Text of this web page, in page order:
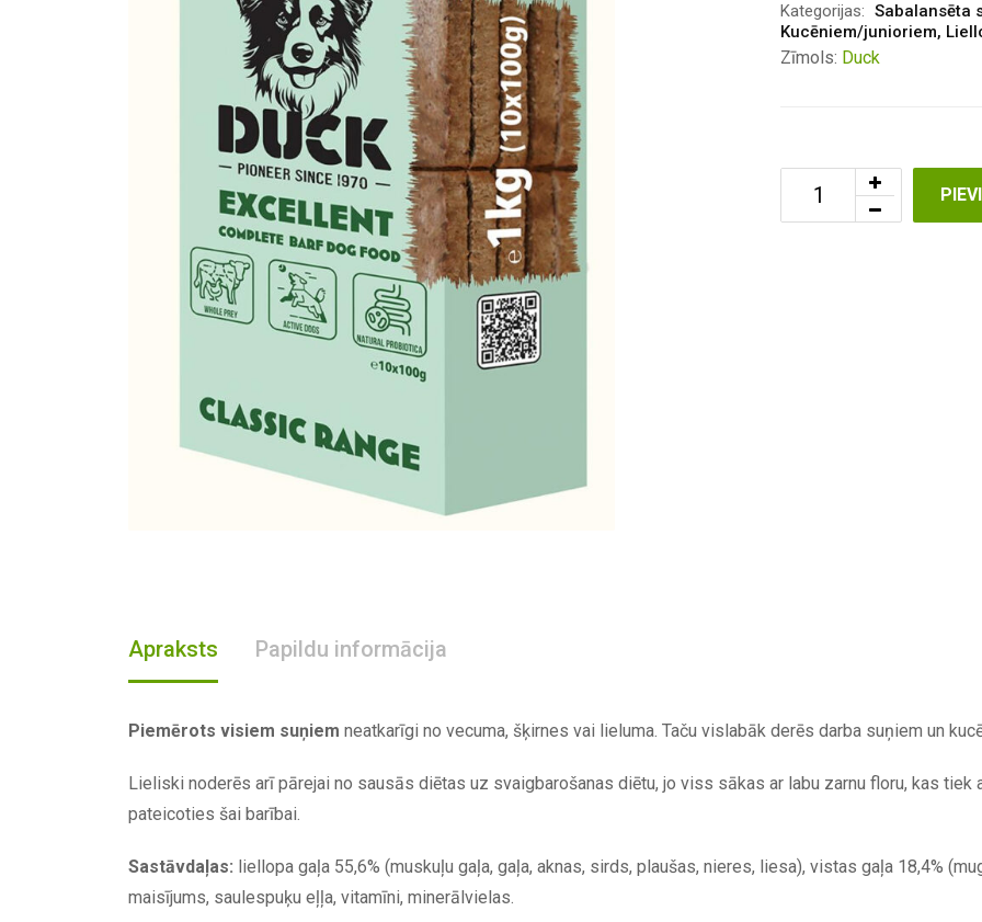
Kategorijas: Sabalansēta
Kucēniem/junioriem,
Zīmols: Duck
Apraksts Papildu informācija
Piemērots visiem suņiem neatkarīgi no vecuma, šķirnes vai lieluma. Taču vislabāk derēs darba suņiem un
Lieliski noderēs arī pārejai no sausās diētas uz svaigbarošanas diētu, jo viss sākas ar labu zarnu floru, kas tiek
pateicoties šai barībai.
Sastāvdaļas: liellopa gaļa 55,6% (muskuļu gaļa, gaļa, aknas, sirds, plaušas, nieres, liesa), vistas gaļa 18,4%
maisījums, saulespuķu eļļa, vitamīni, minerālvielas.